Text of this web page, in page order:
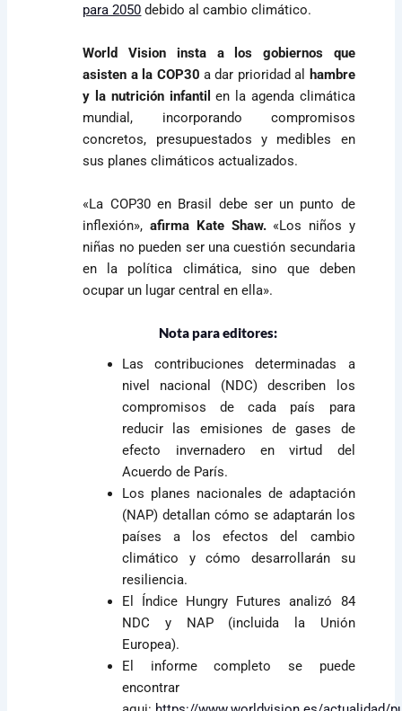
para 2050 debido al cambio climático.
World Vision insta a los gobiernos que
asisten a la COP30 a dar prioridad al
hambre
y la nutrición infantil en la agenda climática
mundial, incorporando compromisos
concretos, presupuestados y medibles en
sus planes climáticos actualizados.
«La COP30 en Brasil debe ser un punto de
inflexión»,afirma Kate Shaw.«Los niños y
niñas no pueden ser una cuestión secundaria
en la política climática, sino que deben
ocupar un lugar central en ella».
Nota para editores:
Las contribuciones determinadas a
nivel nacional (NDC) describen los
compromisos de cada país para
reducir las emisiones de gases de
efecto invernadero en virtud del
Acuerdo de París.
Los planes nacionales de adaptación
(NAP) detallan cómo se adaptarán los
países a los efectos del cambio
climático y cómo desarrollarán su
resiliencia.
El Índice Hungry Futures analizó 84
NDC y NAP (incluida la Unión
Europea).
El informe completo se puede
encontrar